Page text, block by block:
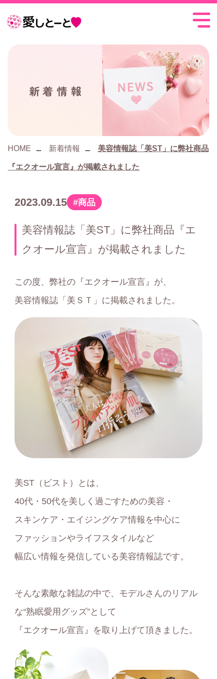
愛
新着情報
HOME 新着情報 美容情報誌「美ST」に弊社商品
『エクオール宣言』が掲載されました
美容情報誌「美ST」に弊社商品『エ
クオール宣言』が掲載されました
2023.09.15カ
ー
商品
この度、弊社の『エクオール宣言』が、
美容情報誌「美ＳＴ」に掲載されました。
美ST（ビスト）とは、
40代・50代を美しく過ごすための美容・
スキンケア・エイジングケア情報を中心に
ファッションやライフスタイルなど
幅広い情報を発信している美容情報誌です。
そんな素敵な雑誌の中で、モデルさんのリアル
な“熟眠愛用グッズ”として
『エクオール宣言』を取り上げて頂きました。